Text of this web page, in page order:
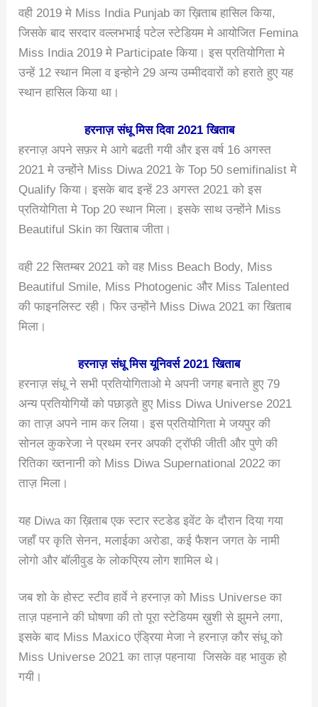
वही 2019 मे Miss India Punjab का ख़िताब हासिल किया,
जिसके बाद सरदार वल्लभभाई पटेल स्टेडियम मे आयोजित Femina
Miss India 2019 मे Participate किया। इस प्रतियोगिता मे
उन्हें 12 स्थान मिला व इन्होने 29 अन्य उम्मीदवारों को हराते हुए यह
स्थान हासिल किया था।
हरनाज़ संधू मिस दिवा 2021 खिताब
हरनाज़ अपने सफ़र मे आगे बढती गयी और इस वर्ष 16 अगस्त
2021 मे उन्होंने Miss Diwa 2021 के Top 50 semifinalist मे
Qualify किया। इसके बाद इन्हें 23 अगस्त 2021 को इस
प्रतियोगिता मे Top 20 स्थान मिला। इसके साथ उन्होंने Miss
Beautiful Skin का खिताब जीता।
वही 22 सितम्बर 2021 को वह Miss Beach Body, Miss
Beautiful Smile, Miss Photogenic और Miss Talented
की फाइनलिस्ट रही। फिर उन्होंने Miss Diwa 2021 का खिताब
मिला।
हरनाज़ संधू मिस यूनिवर्स 2021 खिताब
हरनाज़ संधू ने सभी प्रतियोगिताओ मे अपनी जगह बनाते हुए 79
अन्य प्रतियोगियों को पछाड़ते हुए Miss Diwa Universe 2021
का ताज़ अपने नाम कर लिया। इस प्रतियोगिता मे जयपुर की
सोनल कुकरेजा ने प्रथम रनर अपकी ट्रॉफी जीती और पुणे की
रितिका ख्तनानी को Miss Diwa Supernational 2022 का
ताज़ मिला।
यह Diwa का ख़िताब एक स्टार स्टडेड इवेंट के दौरान दिया गया
जहाँ पर कृति सेनन, मलाईका अरोडा, कई फैशन जगत के नामी
लोगो और बॉलीवुड के लोकप्रिय लोग शामिल थे।
जब शो के होस्ट स्टीव हार्वे ने हरनाज़ को Miss Universe का
ताज़ पहनाने की घोषणा की तो पूरा स्टेडियम ख़ुशी से झुमने लगा,
इसके बाद Miss Maxico एंड्रिया मेजा ने हरनाज़ कौर संधू को
Miss Universe 2021 का ताज़ पहनाया जिसके वह भावुक हो
गयी।